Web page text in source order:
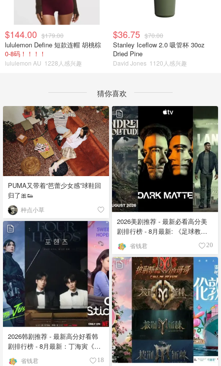
$144.00 $179.00
lululemon Define 短款连帽 胡桃棕
0-8码！！！！
lululemon AU 1228人感兴趣
$36.75 $70.00
Stanley Iceflow 2.0 吸管杯 30oz
Dried Pine
David Jones 1120人感兴趣
猜你喜欢
PUMA又带着“芭蕾少女感”球鞋回
归了🎀👟
种点小草
2026美剧推荐 - 最新必看高分美
剧排行榜 - 8月最新: 《​​足球教练
》第四季回归！
省钱君 20
2026韩剧推荐 - 最新高分好看韩
剧排行榜 - 8月最新：丁海寅《我
的荒糖恋爱 》上线❣️
省钱君 18